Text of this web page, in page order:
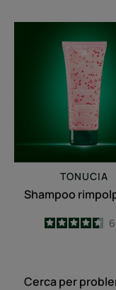
TONUCIA
Shampoo
/5
Cerca per